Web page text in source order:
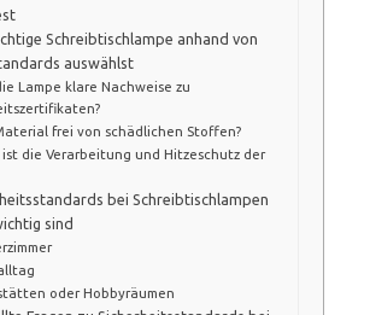
Schreibtischlampe anhand von
auswählst
Lampe klare Nachweise zu
frei von schädlichen Stoffen?
die Verarbeitung und Hitzeschutz der
bei Schreibtischlampen
sind
oder Hobbyräumen